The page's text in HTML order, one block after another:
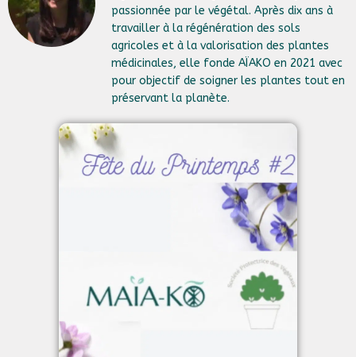
passionnée par le végétal. Après dix ans à
travailler à la régénération des sols
agricoles et à la valorisation des plantes
médicinales, elle fonde AÏAKO en 2021 avec
pour objectif de soigner les plantes tout en
préservant la planète.